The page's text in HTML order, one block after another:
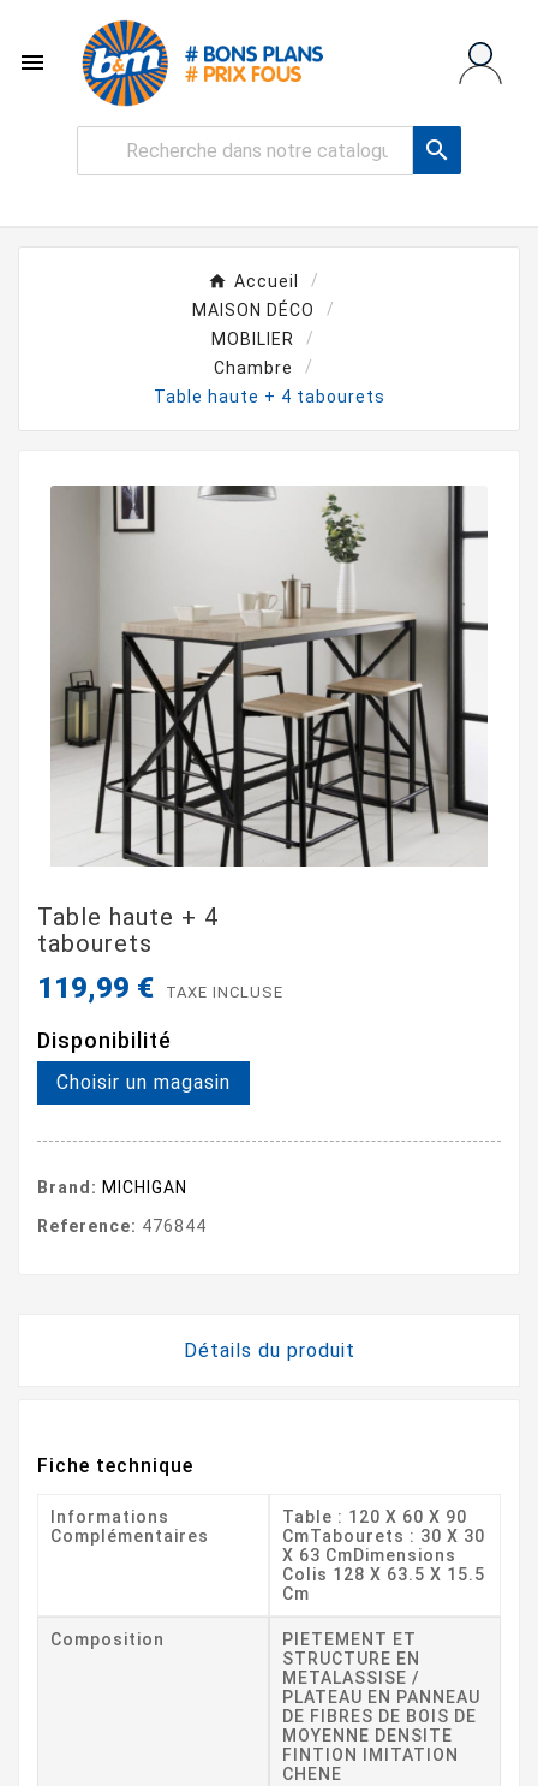


Accueil
MAISON DÉCO
MOBILIER
Chambre
Table haute + 4 tabourets
Table haute + 4
tabourets
119,99 € TAXE INCLUSE
Disponibilité
Choisir un magasin
Brand: MICHIGAN
Reference: 476844
Détails du produit
Fiche technique
Informations
Complémentaires
Table : 120 X 60 X 90
CmTabourets : 30 X 30
X 63 CmDimensions
Colis 128 X 63.5 X 15.5
Cm
Composition
PIETEMENT ET
STRUCTURE EN
METALASSISE /
PLATEAU EN PANNEAU
DE FIBRES DE BOIS DE
MOYENNE DENSITE
FINTION IMITATION
CHENE